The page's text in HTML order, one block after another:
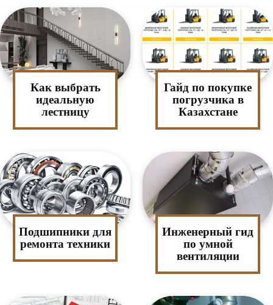
Как выбрать
идеальную
лестницу
Гайд по покупке
погрузчика в
Казахстане
Подшипники для
ремонта техники
Инженерный гид
по умной
вентиляции